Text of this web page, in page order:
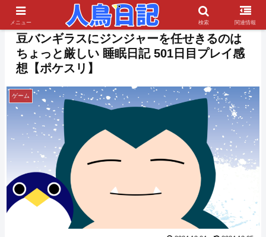
豆バンギラスにジンジャーを任せきるのは
ちょっと厳しい 睡眠日記 501日目プレイ感
想【ポケスリ】
ゲーム
メニュー 検索 関連情報